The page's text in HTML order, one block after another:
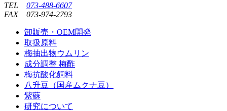
TEL 073-488-6607
FAX 073-974-2793
卸販売・OEM開発
取扱原料
梅抽出物ウムリン
成分調整 梅酢
梅抗酸化飼料
八升豆（国産ムクナ豆）
紫蘇
研究について